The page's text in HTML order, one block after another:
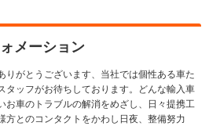
ュ16AW装着
17AW高速ETC
メーション
りがとうございます、当社では個性ある車た
タッフがお待ちしております。どんな輸入車
お車のトラブルの解消をめざし、日々提携工
方とのコンタクトをかわし日夜、整備努力